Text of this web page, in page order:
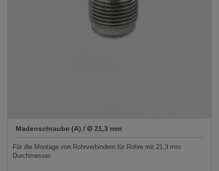
Madenschraube (A) / Ø 21,3 mm
Für die Montage von Rohrverbindern für Rohre mit 21,3 mm
Durchmesser.